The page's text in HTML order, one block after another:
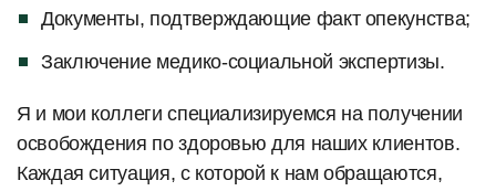
Документы, подтверждающие факт опекунства;
Заключение медико-социальной экспертизы.
Я и мои коллеги специализируемся на получении
освобождения по здоровью для наших клиентов.
Каждая ситуация, с которой к нам обращаются,